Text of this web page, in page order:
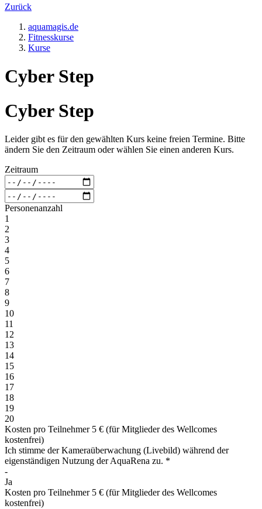
Zurück
aquamagis.de
Fitnesskurse
Kurse
Cyber Step
Cyber Step
Leider gibt es für den gewählten Kurs keine freien Termine. Bitte
ändern Sie den Zeitraum oder wählen Sie einen anderen Kurs.
Zeitraum
Personenanzahl
1
2
3
4
5
6
7
8
9
10
11
12
13
14
15
16
17
18
19
20
Kosten pro Teilnehmer 5 € (für Mitglieder des Wellcomes
kostenfrei)
Ich stimme der Kameraüberwachung (Livebild) während der
eigenständigen Nutzung der AquaRena zu. *
-
Ja
Kosten pro Teilnehmer 5 € (für Mitglieder des Wellcomes
kostenfrei)